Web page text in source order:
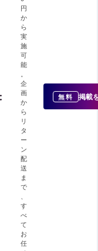
円
か
ら
実
施
可
能
。
企
画
か
ら
リ
タ
ー
ン
配
送
ま
で
、
す
べ
て
お
任
無料 掲載